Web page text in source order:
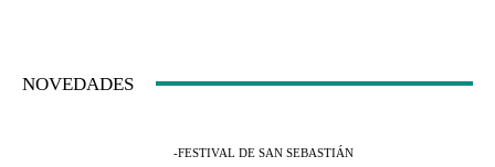
NOVEDADES
-FESTIVAL DE SAN SEBASTIÁN